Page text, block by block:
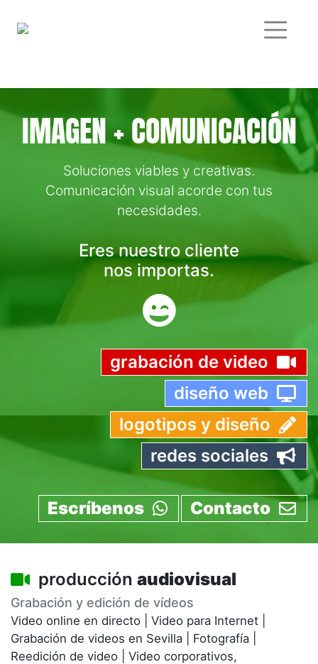
contenido
IMAGEN + COMUNICACIÓN
Soluciones viables y creativas.
Comunicación visual acorde con tus
necesidades.
Eres nuestro cliente
nos importas.
grabación de video
diseño web
logotipos y diseño
redes sociales
Escríbenos Contacto
producción audiovisual
Grabación y edición de vídeos
Video online en directo Video para Internet
Grabación de videos en Sevilla
Fotografía
Reedición de video
Video corporativos,